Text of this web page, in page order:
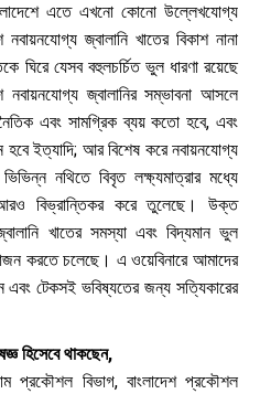
এতে এখনো কোনো উল্লেখযোগ্য
জ্বালানি খাতের বিকাশ নানা
যেসব বহুলচর্চিত ভুল ধারণা রয়েছে
জ্বালানির সম্ভাবনা আসলে
এবং সামগ্রিক ব্যয় কতো হবে, এবং
হবে ইত্যাদি; আর বিশেষ করে নবায়নযোগ্য
নথিতে বিবৃত লক্ষ্যমাত্রার মধ্যে
আরও বিভ্রান্তিকর করে তুলেছে। উক্ত
খাতের সমস্যা এবং বিদ্যমান ভুল
করতে চলেছে। এ ওয়েবিনারে আমাদের
এবং টেকসই ভবিষ্যতের জন্য সত্যিকারের
হিসেবে থাকছেন,
প্রকৌশল বিভাগ, বাংলাদেশ প্রকৌশল